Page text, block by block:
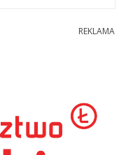
REKLAMA